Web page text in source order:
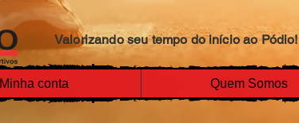
Valorizando seu tempo do início ao Pódio!
Minha conta Quem Somos